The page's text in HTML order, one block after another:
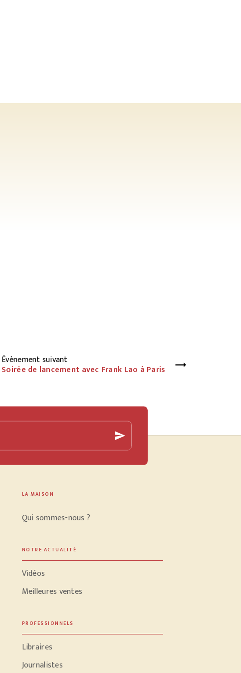
Évènement suivant
Soirée de lancement avec Frank Lao à Paris
send
LA MAISON
Qui sommes-nous ?
NOTRE ACTUALITÉ
Vidéos
Meilleures ventes
PROFESSIONNELS
Libraires
Journalistes